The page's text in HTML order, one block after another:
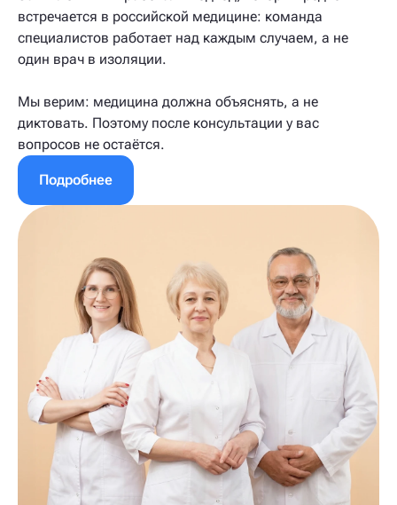
встречается в российской медицине: команда
специалистов работает над каждым случаем, а не
один врач в изоляции.
Мы верим: медицина должна объяснять, а не
диктовать. Поэтому после консультации у вас
вопросов не остаётся.
Подробнее